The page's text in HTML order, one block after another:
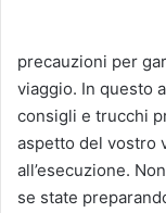
precauzioni per
viaggio. In questo
consigli e trucchi
aspetto del vostro
all’esecuzione.
se state